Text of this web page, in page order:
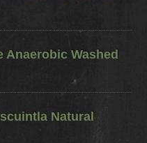
Anaerobic Washed
Natural